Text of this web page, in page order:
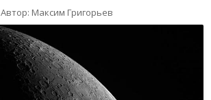
Автор: Максим Григорьев